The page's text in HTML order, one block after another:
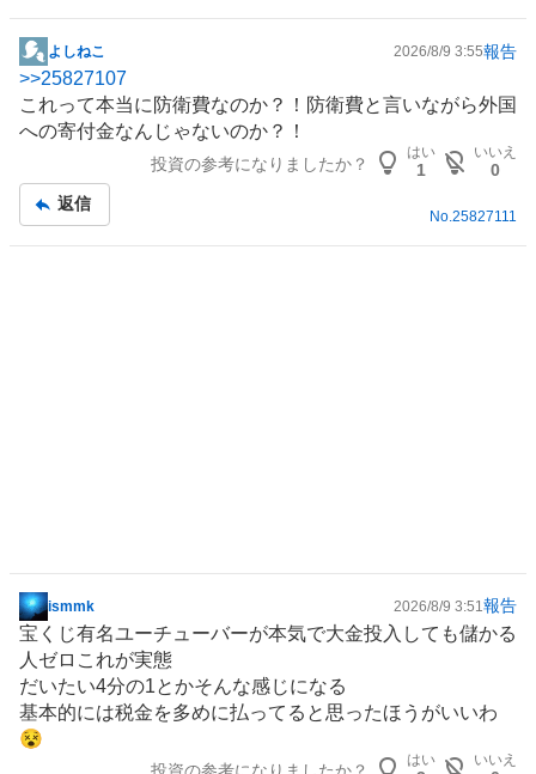
0
8
%
、
い
5
.
1
.
4
7
%
掲
示
板
記
よしねこ 2026/8/9 3:55報告
>>25827107
これって本当に 防衛費なのか？！防衛費と言いながら外国
への寄付金なんじゃないのか？！
投資の参考になりましたか？
はい
1
いいえ
0
返信
No. 25827111
掲
示
板
記
事
ismmk 2026/8/9 3:51 報告
宝くじ有名ユーチューバーが本気で大金投入しても儲かる
人ゼロこれが実態
だいたい4分の1とかそんな感じになる
基本的には税金を多めに払ってると思ったほうがいいわ
😵
はい いいえ